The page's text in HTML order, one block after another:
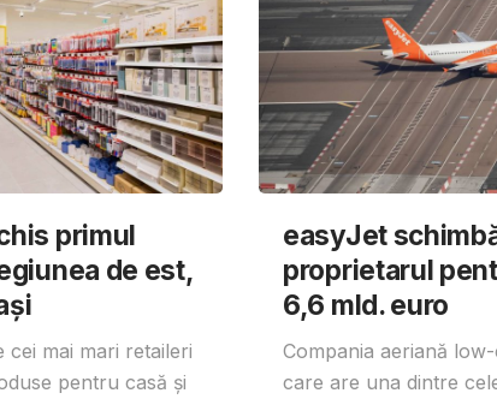
primul
de est,
cei mai mari retaileri
pentru casă și
easyJet
proprietarul
6,6 mld. euro
Compania aeriană
care are una dintre